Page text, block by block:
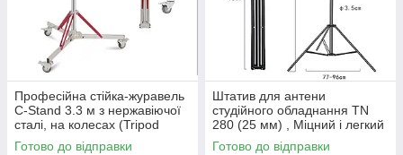
Професійна стійка-журавель
C-Stand 3.3 м з нержавіючої
сталі, на колесах (Tripod
Stand)
Готово до відправки
Штатив для антени
студійного обладнання TN
280 (25 мм) , Міцний і легкий
студійний штатив
Готово до відправки